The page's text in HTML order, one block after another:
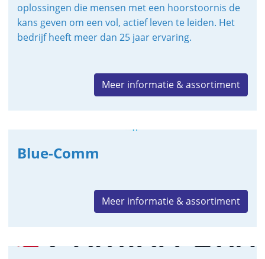
oplossingen die mensen met een hoorstoornis de
kans geven om een vol, actief leven te leiden. Het
bedrijf heeft meer dan 25 jaar ervaring.
Meer informatie & assortiment
Blue-Comm
Meer informatie & assortiment